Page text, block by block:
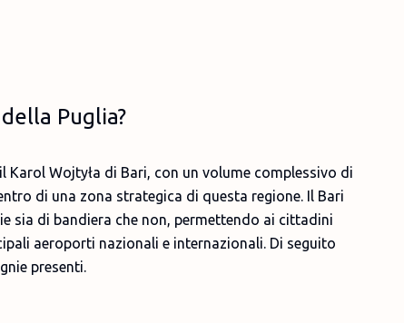
Puglia?
Karol Wojtyła di Bari, con un volume complessivo di
di una zona strategica di questa regione. Il Bari
sia di bandiera che non, permettendo ai cittadini
aeroporti nazionali e internazionali. Di seguito
presenti.